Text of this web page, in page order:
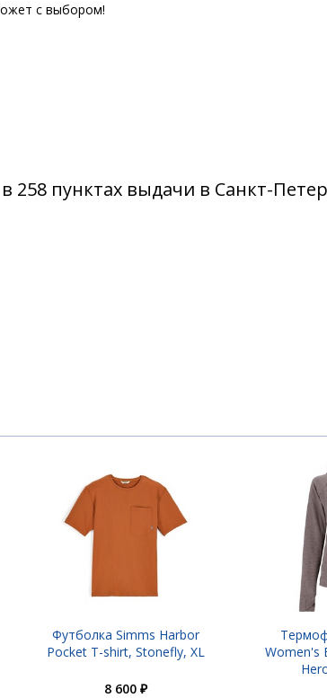
с выбором!
пунктах выдачи в Санкт-
Футболка Simms Harbor
Pocket T-shirt, Stonefly, XL
8 600 ₽
Women's